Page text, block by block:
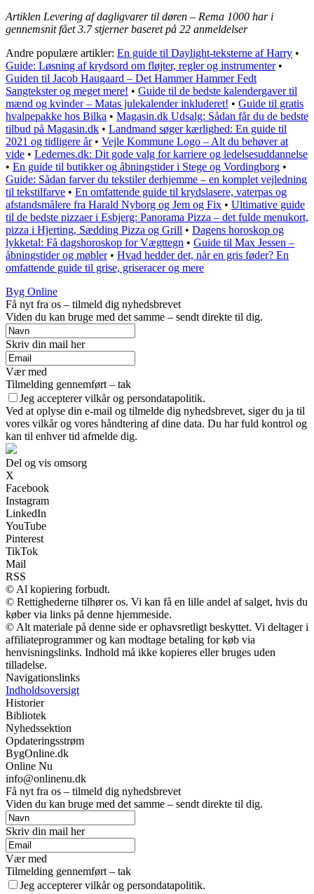
Artiklen Levering af dagligvarer til døren – Rema 1000 har i
gennemsnit fået3.7stjerner baseret på 22 anmeldelser
Andre populære artikler: En guide til Daylight-teksterne af Harry •
Guide: Løsning af krydsord om fløjter, regler og instrumenter•
Guiden til Jacob Haugaard – Det Hammer Hammer Fedt
Sangtekster og meget mere! • Guide til de bedste kalendergaver til
mænd og kvinder – Matas julekalender inkluderet! • Guide til gratis
hvalpepakke hos Bilka • Magasin.dk Udsalg: Sådan får du de bedste
tilbud på Magasin.dk • Landmand søger kærlighed: En guide til
2021 og tidligere år• Vejle Kommune Logo – Alt du behøver at
vide • Ledernes.dk: Dit gode valg for karriere og ledelsesuddannelse
• En guide til butikker og åbningstider i Stege og Vordingborg •
Guide: Sådan farver du tekstiler derhjemme – en komplet vejledning
til tekstilfarve • En omfattende guide til krydslasere, vaterpas og
afstandsmålere fra Harald Nyborg og Jem og Fix • Ultimative guide
til de bedste pizzaer i Esbjerg: Panorama Pizza – det fulde menukort,
pizza i Hjerting, Sædding Pizza og Grill • Dagens horoskop og
lykketal: Få dagshoroskop for Vægttegn • Guide til Max Jessen –
åbningstider og møbler• Hvad hedder det, når en gris føder? En
omfattende guide til grise, griseracer og mere
Byg Online
Få nyt fra os – tilmeld dig nyhedsbrevet
Viden du kan bruge med det samme – sendt direkte til dig.
Skriv din mail her
Vær med
Tilmelding gennemført – tak
Jeg accepterer vilkår og persondatapolitik.
Ved at oplyse din e-mail og tilmelde dig nyhedsbrevet, siger du ja til
vores vilkår og vores håndtering af dine data. Du har fuld kontrol og
kan til enhver tid afmelde dig.
Del og vis omsorg
X
Facebook
Instagram
LinkedIn
YouTube
Pinterest
TikTok
Mail
RSS
© Al kopiering forbudt.
© Rettighederne tilhører os. Vi kan få en lille andel af salget, hvis du
køber via links på denne hjemmeside.
© Alt materiale på denne side er ophavsretligt beskyttet. Vi deltager i
affiliateprogrammer og kan modtage betaling for køb via
henvisningslinks. Indhold må ikke kopieres eller bruges uden
tilladelse.
Navigationslinks
Indholdsoversigt
Historier
Bibliotek
Nyhedssektion
Opdateringsstrøm
BygOnline.dk
Online Nu
info@onlinenu.dk
Få nyt fra os – tilmeld dig nyhedsbrevet
Viden du kan bruge med det samme – sendt direkte til dig.
Skriv din mail her
Vær med
Tilmelding gennemført – tak
Jeg accepterer vilkår og persondatapolitik.